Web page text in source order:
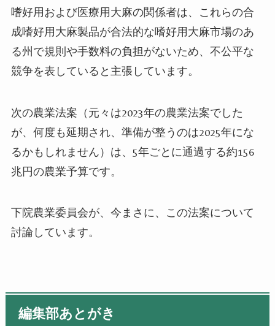
嗜好用および医療用大麻の関係者は、これらの合
成嗜好用大麻製品が合法的な嗜好用大麻市場のあ
る州で規則や手数料の負担がないため、不公平な
競争を表していると主張しています。
次の農業法案（元々は2023年の農業法案でした
が、何度も延期され、準備が整うのは2025年にな
るかもしれません）は、 5年ごとに通過する約156
兆円の農業予算です。
下院農業委員会が、今まさに、この法案について
討論しています。
編集部あとがき